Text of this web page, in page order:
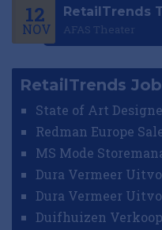
12
NOV
RetailTrends
AFAS Theater
RetailTrends
State of Art
Redman Europe
MS Mode
Dura Vermeer
Dura Vermeer
Duifhuizen